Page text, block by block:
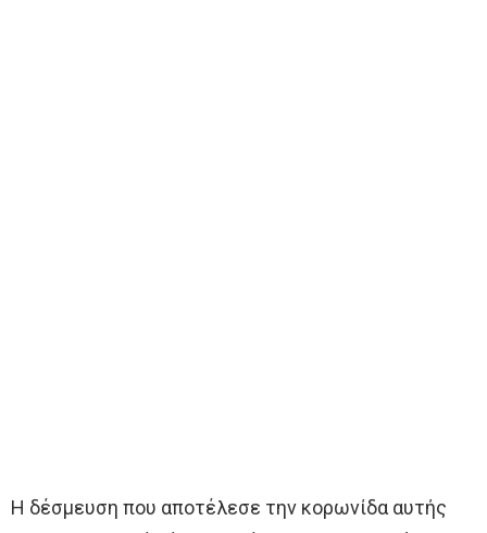
Η δέσμευση που αποτέλεσε την κορωνίδα αυτής